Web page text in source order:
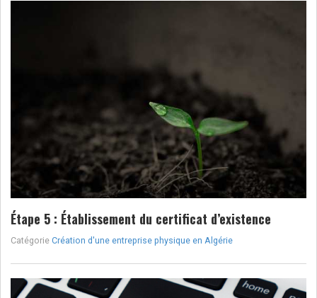
Étape 5 : Établissement du certificat d’existence
Catégorie Création d'une entreprise physique en Algérie